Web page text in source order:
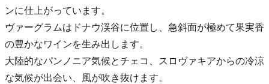
ンに仕上がっています。
ヴァーグラムはドナウ渓谷に位置し、急斜面が極めて果実香
の豊かなワインを生み出します。
大陸的なパンノニア気候とチェコ、スロヴァキアからの冷涼
な気候が出会い、風が吹き抜けます。